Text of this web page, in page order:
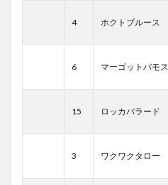
4 ホクトブルース
6 マーゴットバモス
15 ロッカバラード
3 ワクワクタロー